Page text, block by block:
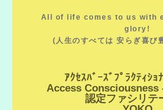
All of life comes to us with
glory!
(人生のすべては 安らぎ喜び
ｱｸｾｽﾊﾞｰｽﾞﾌﾟﾗｸﾃｨｼｮ
Access Consciousness
認定ファシリテ